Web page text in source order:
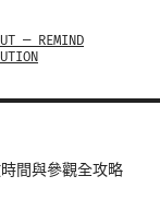
— REMIND
間與參觀全攻略